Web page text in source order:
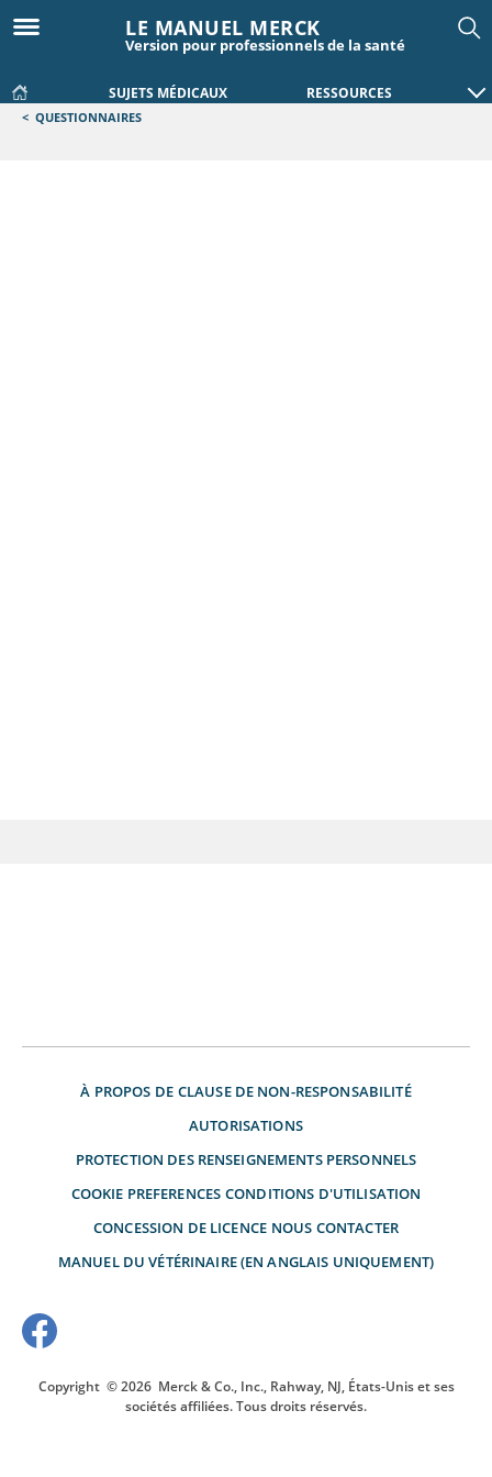
LE MANUEL MERCK
Version pour professionnels de la santé
SUJETS MÉDICAUX RESSOURCES
< QUESTIONNAIRES
À PROPOS DE CLAUSE DE NON-RESPONSABILITÉ
AUTORISATIONS
PROTECTION DES RENSEIGNEMENTS PERSONNELS
COOKIE PREFERENCES CONDITIONS D'UTILISATION
CONCESSION DE LICENCE NOUS CONTACTER
MANUEL DU VÉTÉRINAIRE (EN ANGLAIS UNIQUEMENT)
Copyright © 2026 Merck & Co., Inc., Rahway, NJ, États-Unis et ses
sociétés affiliées. Tous droits réservés.